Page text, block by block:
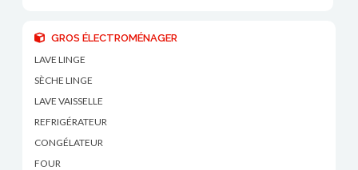
GROS ÉLECTROMÉNAGER
LAVE LINGE
SÈCHE LINGE
LAVE VAISSELLE
REFRIGÉRATEUR
CONGÉLATEUR
FOUR